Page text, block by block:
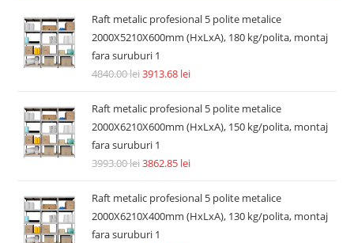
Raft metalic profesional 5 polite metalice
2000X5210X600mm (HxLxA), 180 kg/polita, montaj
fara suruburi 1
4840.00lei3913.68 lei
Raft metalic profesional 5 polite metalice
2000X6210X600mm (HxLxA), 150 kg/polita, montaj
fara suruburi 1
3993.00lei3862.85 lei
Raft metalic profesional 5 polite metalice
2000X6210X400mm (HxLxA), 130 kg/polita, montaj
fara suruburi 1